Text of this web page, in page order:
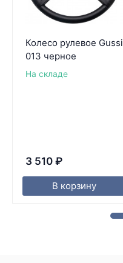
Колесо рулевое Gussi
013 черное
На складе
3 510 ₽
В корзину